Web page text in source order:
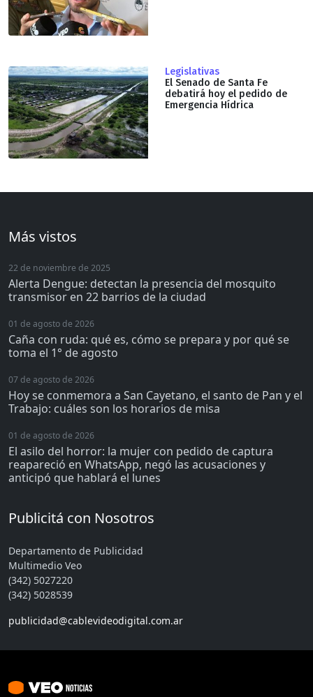
Legislativas
El Senado de Santa Fe
debatirá hoy el pedido de
Emergencia Hídrica
Más vistos
22 de noviembre de 2025
Alerta Dengue: detectan la presencia del mosquito
transmisor en 22 barrios de la ciudad
01 de agosto de 2026
Caña con ruda: qué es, cómo se prepara y por qué se
toma el 1° de agosto
07 de agosto de 2026
Hoy se conmemora a San Cayetano, el santo de Pan y el
Trabajo: cuáles son los horarios de misa
01 de agosto de 2026
El asilo del horror: la mujer con pedido de captura
reapareció en WhatsApp, negó las acusaciones y
anticipó que hablará el lunes
Publicitá con Nosotros
Departamento de Publicidad
Multimedio Veo
(342) 5027220
(342) 5028539
publicidad@cablevideodigital.com.ar